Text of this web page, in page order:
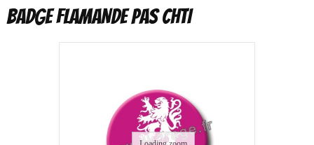
BADGE FLAMANDE PAS CHTI